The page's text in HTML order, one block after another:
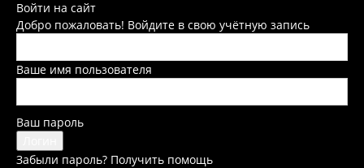
Войти на сайт
Добро пожаловать! Войдите в свою учётную запись
Ваше имя пользователя
Ваш пароль
Забыли пароль? Получить помощь